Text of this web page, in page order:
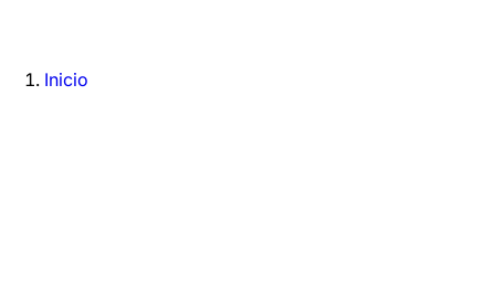
Inicio